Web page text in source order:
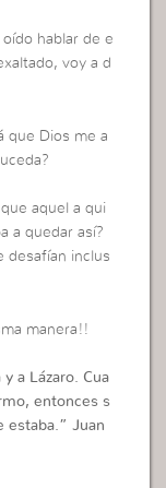
hablar de e
voy a d
que Dios me a
aquel a qui
a quedar así?
desafían inclus
manera!!
a Lázaro. Cua
entonces s
estaba.” Juan